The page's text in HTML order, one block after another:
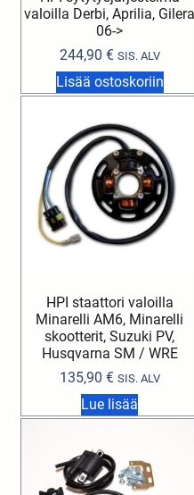
valoilla Derbi, Aprilia, Gilera
06->
244,90 € SIS. ALV
Lisää ostoskoriin
HPI staattori valoilla
Minarelli AM6, Minarelli
skootterit, Suzuki PV,
Husqvarna SM / WRE
135,90 € SIS. ALV
Lue lisää